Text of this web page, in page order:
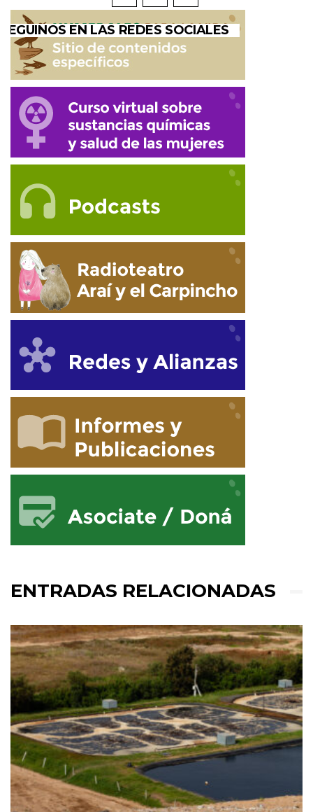
SEGUINOS EN LAS REDES SOCIALES
ENTRADAS RELACIONADAS